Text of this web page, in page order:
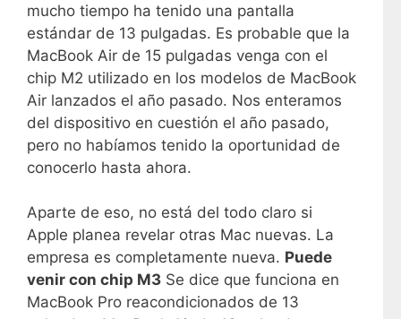
mucho tiempo ha tenido una pantalla
estándar de 13 pulgadas. Es probable que la
MacBook Air de 15 pulgadas venga con el
chip M2 utilizado en los modelos de MacBook
Air lanzados el año pasado. Nos enteramos
del dispositivo en cuestión el año pasado,
pero no habíamos tenido la oportunidad de
conocerlo hasta ahora.
Aparte de eso, no está del todo claro si
Apple planea revelar otras Mac nuevas. La
empresa es completamente nueva. Puede
venir con chip M3 Se dice que funciona en
MacBook Pro reacondicionados de 13